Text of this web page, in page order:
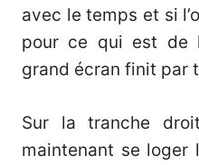
avec le temps et si
pour ce qui est de
grand écran finit par
Sur la tranche
maintenant se